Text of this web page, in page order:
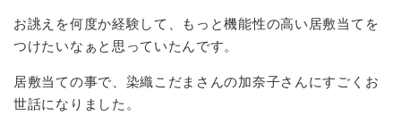
お誂えを何度か経験して、もっと機能性の高い居敷当てを
つけたいなぁと思っていたんです。
居敷当ての事で、染織こだまさんの加奈子さんにすごくお
世話になりました。